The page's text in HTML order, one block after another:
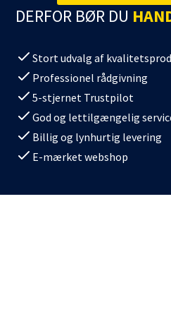
DERFOR BØR DU
Stort udvalg af
Professionel rådgivning
5-stjernet Trustpilot
God og lettilgængelig
Billig og lynhurtig levering
E-mærket webshop